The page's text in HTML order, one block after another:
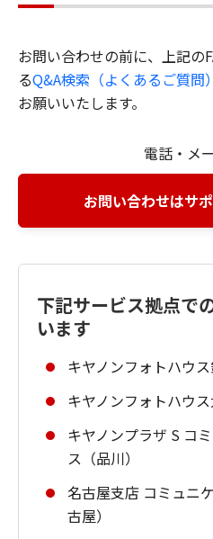
お問い合わせの前に、上記の
るQ&A検索（よくあるご質問）
お願いいたします。
電話・メ
お問い合わせはサ
下記サービス拠点で
います
キヤノンフォトハウ
キヤノンフォトハウ
キヤノンプラザ S コ
ス（品川）
名古屋支店 コミュニ
古屋）